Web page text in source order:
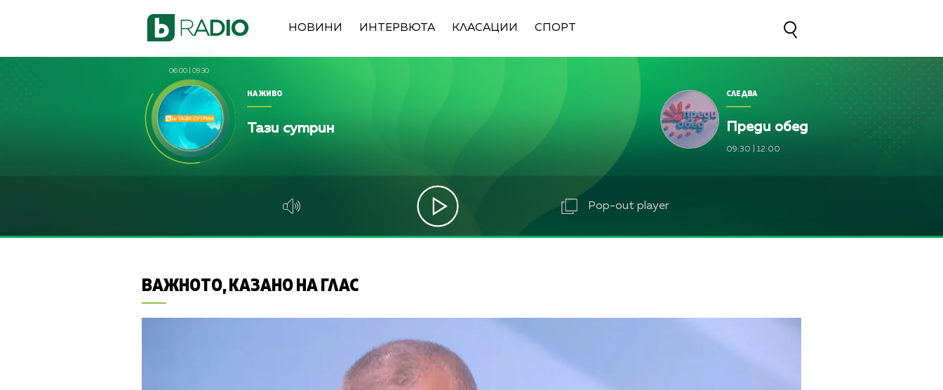
НОВИНИ ИНТЕРВЮТА КЛАСАЦИИ СПОРТ
06:00 09:30
НА ЖИВО
Тази сутрин
СЛЕДВА
Преди обед
09:30 12:00
Pop-out player
ВАЖНОТО, КАЗАНО НА ГЛАС